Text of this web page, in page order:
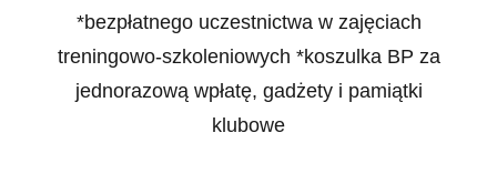
*bezpłatnego uczestnictwa w zajęciach
treningowo-szkoleniowych *koszulka BP za
jednorazową wpłatę, gadżety i pamiątki
klubowe